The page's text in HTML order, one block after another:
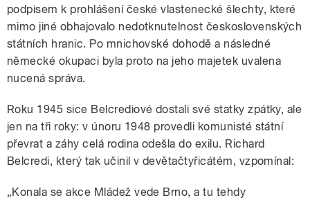
podpisem k prohlášení české vlastenecké šlechty, které
mimo jiné obhajovalo nedotknutelnost československých
státních hranic. Po mnichovské dohodě a následné
německé okupaci byla proto na jeho majetek uvalena
nucená správa.
Roku 1945 sice Belcrediové dostali své statky zpátky, ale
jen na tři roky: v únoru 1948 provedli komunisté státní
převrat a záhy celá rodina odešla do exilu. Richard
Belcredi, který tak učinil v devětačtyřicátém, vzpomínal:
„Konala se akce Mládež vede Brno, a tu tehdy